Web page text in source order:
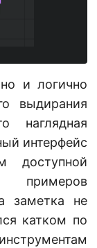
и логично
выдирания
наглядная
интерфейс
доступной
примеров
заметка не
катком по